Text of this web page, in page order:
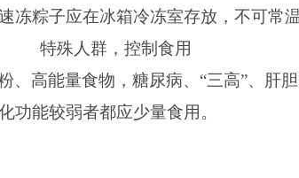
粽子应在冰箱冷冻室存放，不可常温
特殊人群，控制食用
高能量食物，糖尿病、“三高”、肝
功能较弱者都应少量食用。